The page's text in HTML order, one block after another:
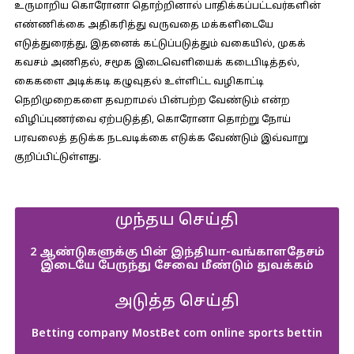
உருமாறிய கொரோனா தொற்றினால் பாதிக்கப்பட்டவர்களின்
எண்ணிக்கை அதிகரித்து வருவதை மக்களிடையே
எடுத்துரைத்து, இதனைக் கட்டுப்படுத்தும் வகையில், முகக்
கவசம் அணிதல், சமூக இடைவெளியைக் கடைபிடித்தல்,
கைகளை அடிக்கடி கழுவுதல் உள்ளிட்ட வழிகாட்டி
நெறிமுறைகளை தவறாமல் பின்பற்ற வேண்டும் என்ற
விழிப்புணர்வை ஏற்படுத்தி, கொரோனா தொற்று நோய்
பரவலைத் தடுக்க நடவடிக்கை எடுக்க வேண்டும் இவ்வாறு
குறிப்பிட்டுள்ளது.
முந்தய செய்தி
2 ஆண்டுகளுக்கு பின் இந்தியா-வங்காளதேசம்
இடையே பேருந்து சேவை மீண்டும் துவக்கம்
அடுத்த செய்தி
Betting company MostBet com online sports bettin